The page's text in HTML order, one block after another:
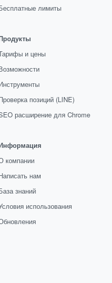
лимиты
и цены
позиций (LINE)
расширение для Chrome
компании
нам
знаний
использования